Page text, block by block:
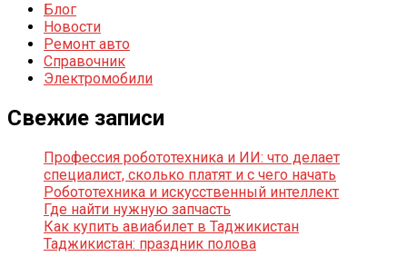
Блог
Новости
Ремонт авто
Справочник
Электромобили
Свежие записи
Профессия робототехника и ИИ: что делает
специалист, сколько платят и с чего начать
Робототехника и искусственный интеллект
Где найти нужную запчасть
Как купить авиабилет в Таджикистан
Таджикистан: праздник полова